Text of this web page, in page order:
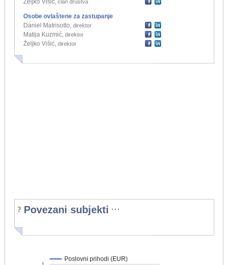
Željko Višić, član društva
Osobe ovlaštene za zastupanje
Daniel Matrisotto, direktor
Matija Kuzmić, direktor
Željko Višić, direktor
Povezani subjekti ...
Poslovni prihodi (EUR)